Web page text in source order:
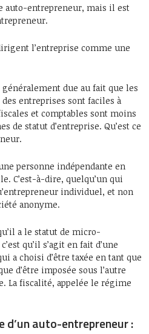
auto-entrepreneur, mais il est
l’entreprise comme une
due au fait que les
entreprises sont faciles à
et comptables sont moins
de statut d’entreprise. Qu’est ce
personne indépendante en
C’est-à-dire, quelqu’un qui
individuel, et non
anonyme.
a le statut de micro-
qu’il s’agit en fait d’une
a choisi d’être taxée en tant que
d’être imposée sous l’autre
La fiscalité, appelée le régime
d’un auto-entrepreneur :